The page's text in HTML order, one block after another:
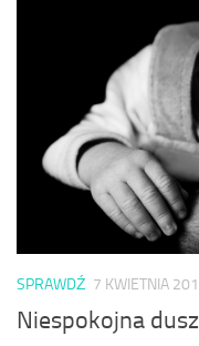
SPRAWDŹ 7 KWIETNIA
Niespokojna